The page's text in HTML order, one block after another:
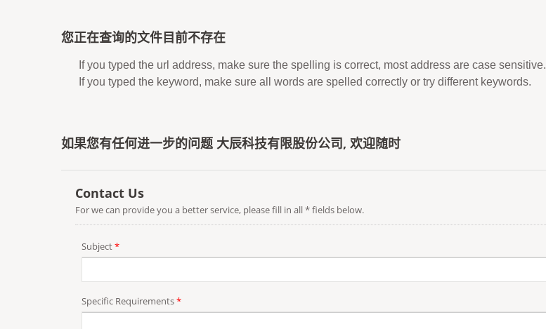
您正在查询的文件目前不存在
If you typed the url address, make sure the spelling is correct, most address are case sensitive.
If you typed the keyword, make sure all words are spelled correctly or try different keywords.
如果您有任何进一步的问题 大辰科技有限股份公司, 欢迎随时